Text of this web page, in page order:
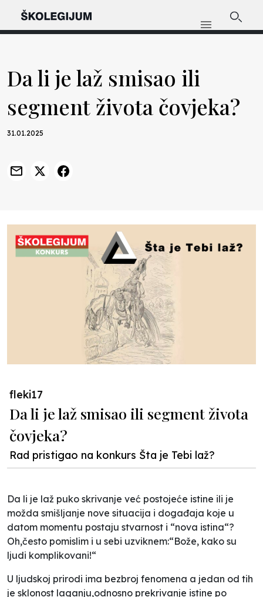
Da li je laž smisao ili
segment života čovjeka?
31.01.2025
fleki17
Da li je laž smisao ili segment života
čovjeka?
Rad pristigao na konkurs Šta je Tebi laž?
Da li je laž puko skrivanje već postojeće istine ili je
možda smišljanje nove situacija i događaja koje u
datom momentu postaju stvarnost i “nova istina“?
Oh,često pomislim i u sebi uzviknem:“Bože, kako su
ljudi komplikovani!“
U ljudskoj prirodi ima bezbroj fenomena a jedan od tih
je sklonost laganju,odnosno prekrivanje istine po